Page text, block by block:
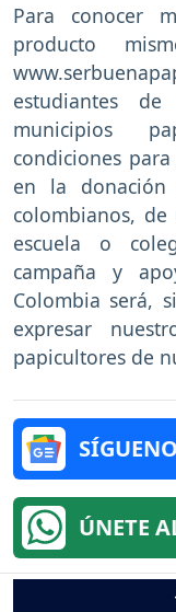
Para conocer
producto
estudiantes
municipios
condiciones
en la
colombianos,
escuela o
campaña y
Colombia será,
expresar
papicultores de
ÚNETE